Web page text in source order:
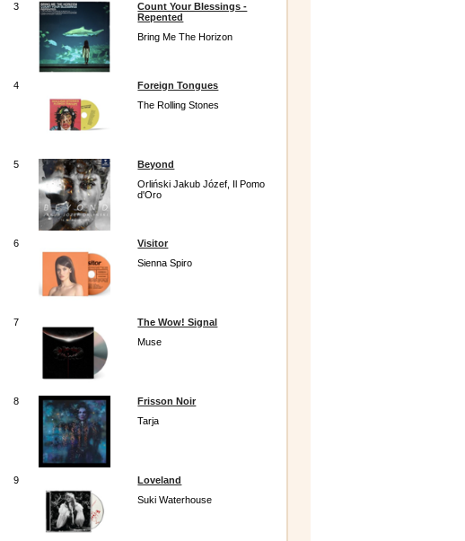
3
Count Your Blessings -
Repented
Bring Me The Horizon
4
Foreign Tongues
The Rolling Stones
5
Beyond
Orliński Jakub Józef, Il Pomo
d'Oro
6
Visitor
Sienna Spiro
7
The Wow! Signal
Muse
8
Frisson Noir
Tarja
9
Loveland
Suki Waterhouse